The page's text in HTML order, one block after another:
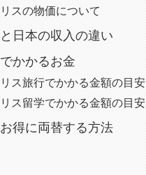
スの物価について
日本の収入の違い
かかるお金
ス旅行でかかる金額の目安
ス留学でかかる金額の目安
得に両替する方法